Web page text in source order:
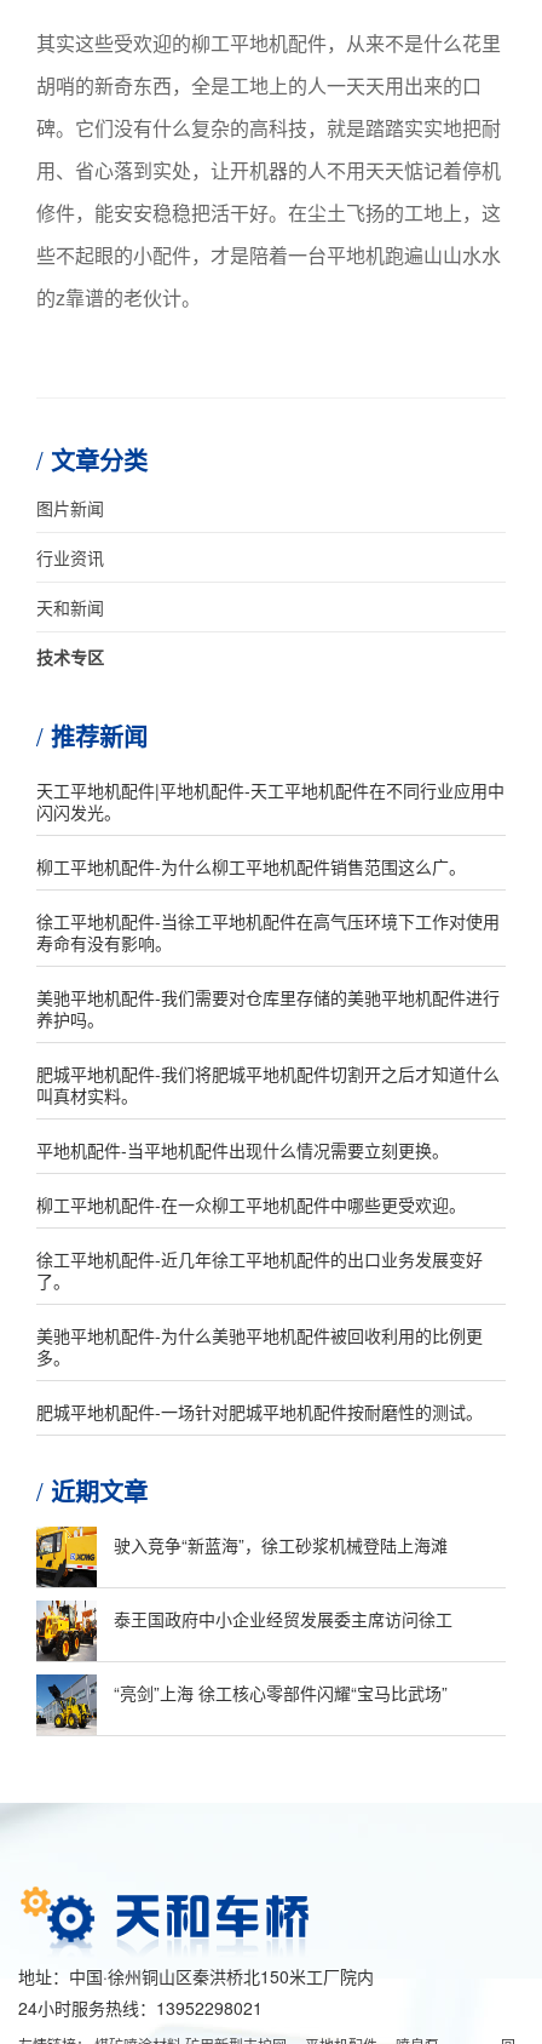
其实这些受欢迎的柳工平地机配件，从来不是什么花里
胡哨的新奇东西，全是工地上的人一天天用出来的口
碑。它们没有什么复杂的高科技，就是踏踏实实地把耐
用、省心落到实处，让开机器的人不用天天惦记着停机
修件，能安安稳稳把活干好。在尘土飞扬的工地上，这
些不起眼的小配件，才是陪着一台平地机跑遍山山水水
的z靠谱的老伙计。
文章分类
图片新闻
行业资讯
天和新闻
技术专区
推荐新闻
天工平地机配件|平地机配件-天工平地机配件在不同行业应用中
闪闪发光。
柳工平地机配件-为什么柳工平地机配件销售范围这么广。
徐工平地机配件-当徐工平地机配件在高气压环境下工作对使用
寿命有没有影响。
美驰平地机配件-我们需要对仓库里存储的美驰平地机配件进行
养护吗。
肥城平地机配件-我们将肥城平地机配件切割开之后才知道什么
叫真材实料。
平地机配件-当平地机配件出现什么情况需要立刻更换。
柳工平地机配件-在一众柳工平地机配件中哪些更受欢迎。
徐工平地机配件-近几年徐工平地机配件的出口业务发展变好
了。
美驰平地机配件-为什么美驰平地机配件被回收利用的比例更
多。
肥城平地机配件-一场针对肥城平地机配件按耐磨性的测试。
近期文章
驶入竞争“新蓝海”，徐工砂浆机械登陆上海滩
泰王国政府中小企业经贸发展委主席访问徐工
“亮剑”上海 徐工核心零部件闪耀“宝马比武场”
地址：中国·徐州铜山区秦洪桥北150米工厂院内
24小时服务热线：13952298021